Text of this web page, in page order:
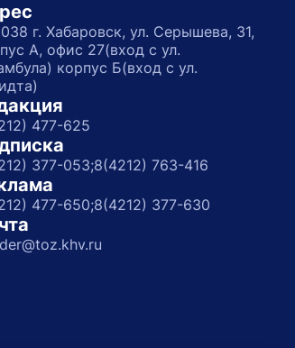
г. Хабаровск, ул. Серышева, 31,
А, офис 27(вход с ул.
корпус Б(вход с ул.
477-625
377-053;8(4212) 763-416
477-650;8(4212) 377-630